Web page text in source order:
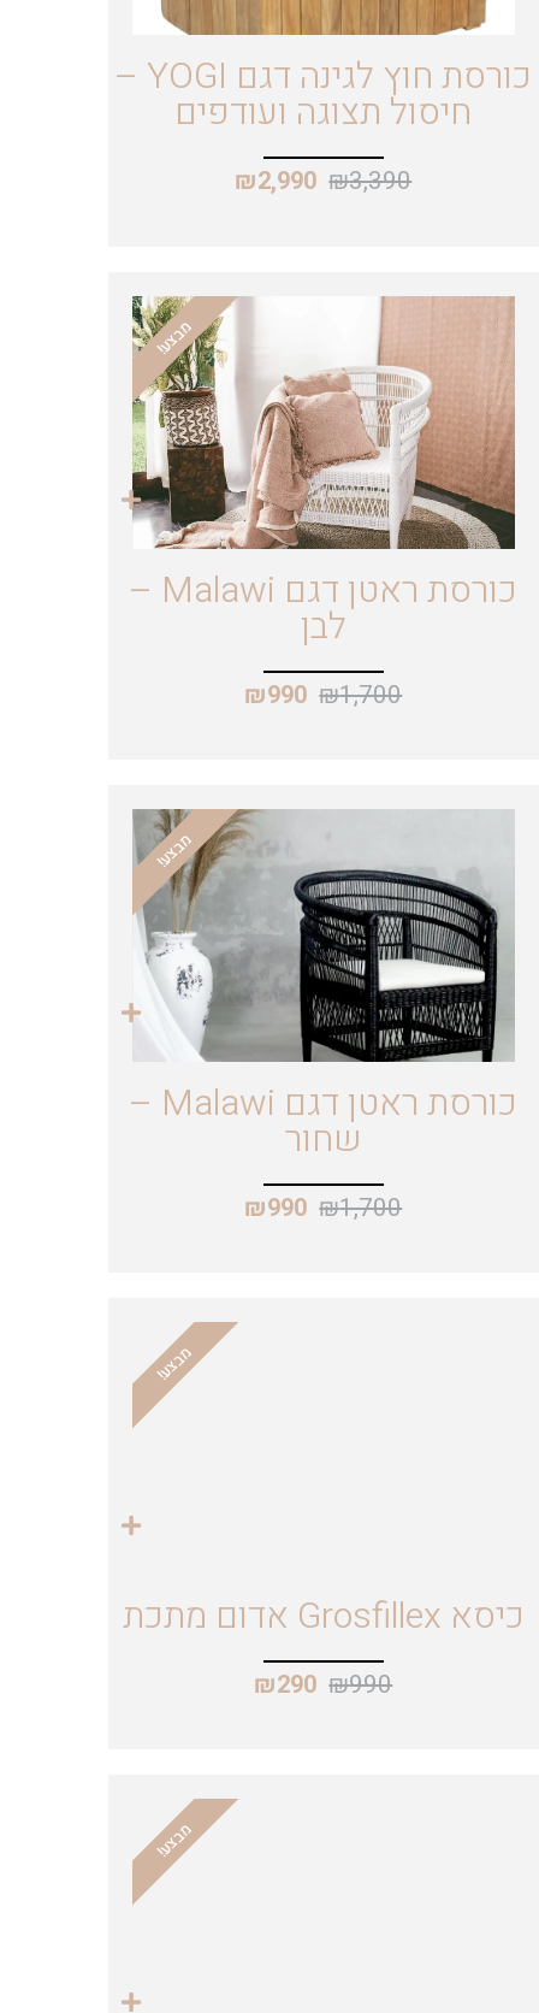
כורסת חוץ לגינה דגם YOGI –
חיסול תצוגה ועודפים
₪3,390
₪2,990
מבצע!
כורסת ראטן דגם Malawi –
לבן
₪1,700
₪990
מבצע!
כורסת ראטן דגם Malawi –
שחור
₪1,700
₪990
מבצע!
כיסא Grosfillex אדום מתכת
₪990
₪290
מבצע!